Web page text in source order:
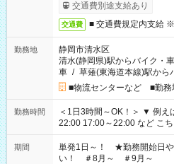
交通費別途支給あり
交通費 ■ 交通費規定内支給
勤務地
静岡市清水区
清水(静岡県)駅からバイク・車
車 / 草薙(東海道本線)駅から
■物流センターなど ■勤務
勤務時間
＜1日3時間～OK！＞ ▼ 例えば… ▼ 15:00～18:00 15:00～
22:00 17:00～22:00 など こちら以外の時間もお気軽にご相談く
ださい！
期間
単発1日～！ ★勤務開始日や
い！ ＃8月～ ＃9月～